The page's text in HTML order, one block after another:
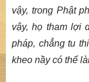
vậy, trong Phật
vậy, họ tham lợi
pháp, chẳng tu
kheo nầy có thể